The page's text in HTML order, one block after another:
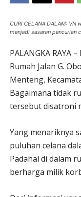
CURI CELANA DALAM: VN
menjadi sasaran pencurian
PALANGKA RAYA
Rumah Jalan G.
Menteng,
Bagaimana tidak
tersebut disatroni
Yang menariknya
puluhan celana
Padahal di dalam
berharga milik